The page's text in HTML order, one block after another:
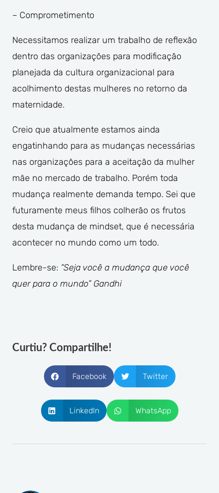
– Comprometimento
Necessitamos realizar um trabalho de reflexão
dentro das organizações para modificação
planejada da cultura organizacional para
acolhimento destas mulheres no retorno da
maternidade.
Creio que atualmente estamos ainda
engatinhando para as mudanças necessárias
nas organizações para a aceitação da mulher
mãe no mercado de trabalho. Porém toda
mudança realmente demanda tempo. Sei que
futuramente meus filhos colherão os frutos
desta mudança de mindset, que é necessária
acontecer no mundo como um todo.
Lembre-se: “Seja você a mudança que você
quer para o mundo” Gandhi
Curtiu? Compartilhe!
Facebook Twitter
LinkedIn WhatsApp